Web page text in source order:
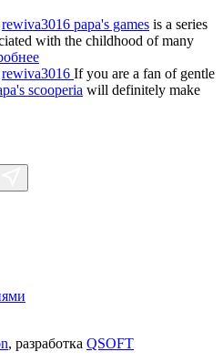
rewiva3016 papa's games is a series
with the childhood of many
rewiva3016 If you are a fan of gentle
scooperia will definitely make
, разработка QSOFT